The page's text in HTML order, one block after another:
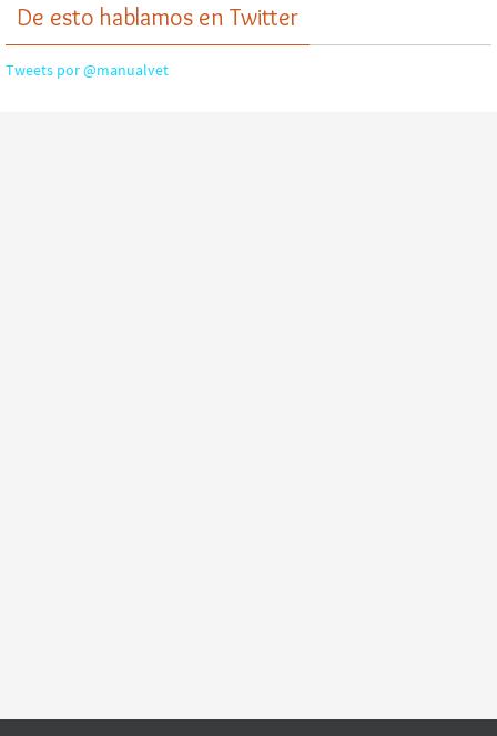
De esto hablamos en Twitter
Tweets por @manualvet